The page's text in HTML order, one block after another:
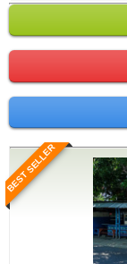
BEST SELLER